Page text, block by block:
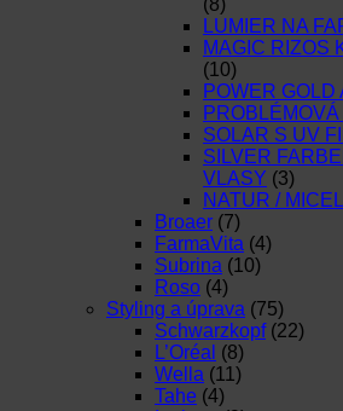
LUMIER NA
MAGIC RIZOS
(10)
POWER GOLD
SOLAR S UV
SILVER
VLASY (3)
NATUR /
Broaer (7)
FarmaVita (4)
Subrina (10)
Roso (4)
Styling a úprava (75)
Schwarzkopf (22)
L’Oréal (8)
Wella (11)
Tahe (4)